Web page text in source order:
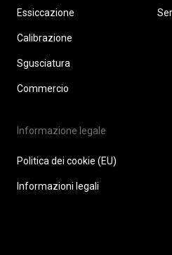
Essiccazione
Calibrazione
Sgusciatura
Commercio
Informazione legale
Politica dei cookie (EU)
Informazioni legali